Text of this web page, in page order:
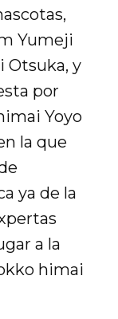
Yumeji
Otsuka, y
por
Yoyo
la que
ya de la
a la
himai